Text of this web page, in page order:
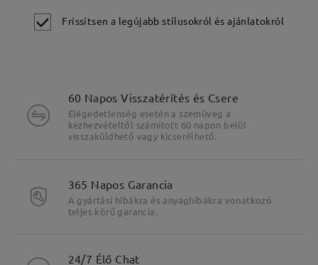
Frissítsen a legújabb stílusokról és ajánlatokról
60 Napos Visszatérítés és Csere
Elégedetlenség esetén a szemüveg a
kézhezvételtől számított 60 napon belül
visszaküldhető vagy kicserélhető.
365 Napos Garancia
A gyártási hibákra és anyaghibákra vonatkozó
teljes körű garancia.
24/7 Élő Chat